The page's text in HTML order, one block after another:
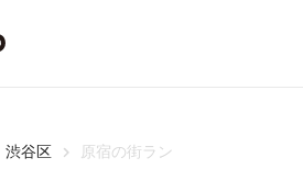
渋谷区 原宿の街ラン